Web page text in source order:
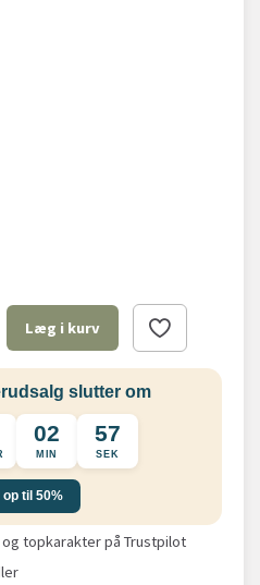
Læg i kurv
slutter om
02
MIN
57
SEK
op til 50%
topkarakter på Trustpilot